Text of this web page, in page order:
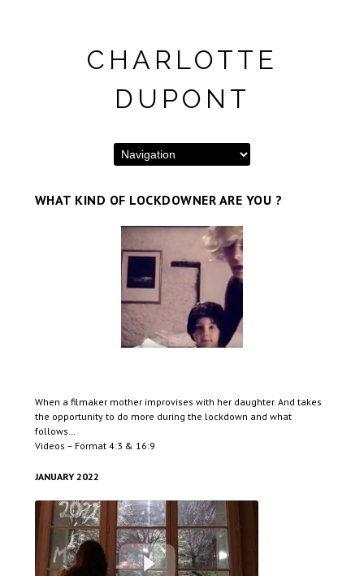
CHARLOTTE
DUPONT
WHAT KIND OF LOCKDOWNER ARE YOU ?
When a filmaker mother improvises with her daughter. And takes
the opportunity to do more during the lockdown and what
follows…
Videos – Format 4:3 & 16:9
JANUARY 2022